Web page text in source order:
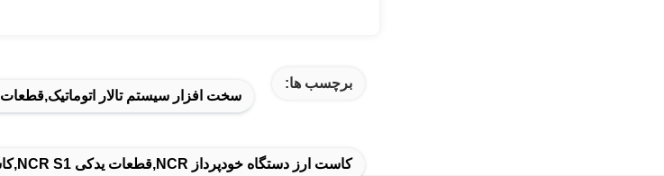
برچسب ها:
سخت افزار سیستم تالار
کاست ارز دستگاه خودپرداز NCR,قطعات یدکی NCR S1,کاسه دستگاه ATM NCR با گارانتی